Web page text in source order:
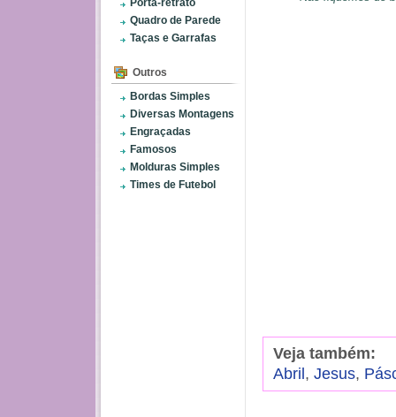
Porta-retrato
Quadro de Parede
Taças e Garrafas
Outros
Bordas Simples
Diversas Montagens
Engraçadas
Famosos
Molduras Simples
Times de Futebol
Veja também:
Abril , Jesus,